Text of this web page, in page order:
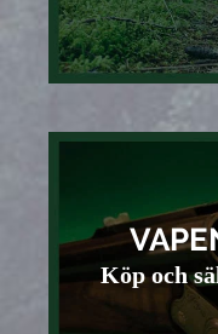
Köp och